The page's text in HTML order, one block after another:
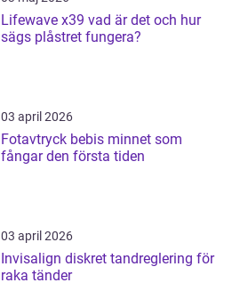
Lifewave x39 vad är det och hur
sägs plåstret fungera?
03 april 2026
Fotavtryck bebis minnet som
fångar den första tiden
03 april 2026
Invisalign diskret tandreglering för
raka tänder